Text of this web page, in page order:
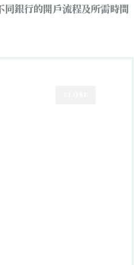
銀行的開戶流程及所需時間